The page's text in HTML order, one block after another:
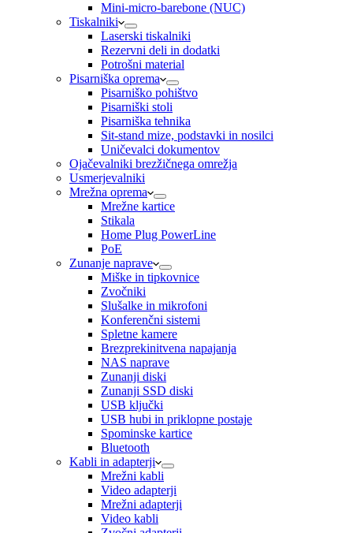
Mini-micro-barebone (NUC)
Tiskalniki
Laserski tiskalniki
Rezervni deli in dodatki
Potrošni material
Pisarniška oprema
Pisarniško pohištvo
Pisarniški stoli
Pisarniška tehnika
Sit-stand mize, podstavki in nosilci
Uničevalci dokumentov
Ojačevalniki brezžičnega omrežja
Usmerjevalniki
Mrežna oprema
Mrežne kartice
Stikala
Home Plug PowerLine
PoE
Zunanje naprave
Miške in tipkovnice
Zvočniki
Slušalke in mikrofoni
Konferenčni sistemi
Spletne kamere
Brezprekinitvena napajanja
NAS naprave
Zunanji diski
Zunanji SSD diski
USB ključki
USB hubi in priklopne postaje
Spominske kartice
Bluetooth
Kabli in adapterji
Mrežni kabli
Video adapterji
Mrežni adapterji
Video kabli